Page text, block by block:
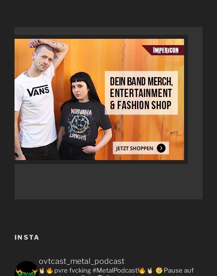
INSTA
ovtcast_metal_podcast
pvre fvcking #MetalPodcast!
Pause auf